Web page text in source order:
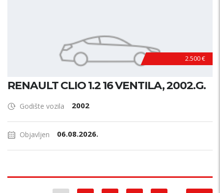
2.500 €
RENAULT CLIO 1.2 16 VENTILA, 2002.G.
Godište vozila 2002
Objavljen 06.08.2026.